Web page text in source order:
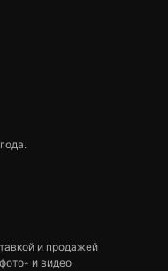
и продажей
и видео